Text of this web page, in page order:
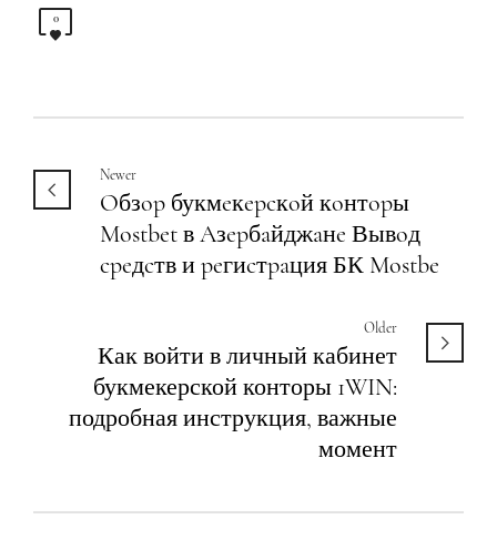
0
Newer
Oбзop букмeкepcкoй кoнтopы
Mostbet в Aзepбaйджaнe Вывoд
cpeдcтв и peгиcтpaция БК Mostbe
Older
Как войти в личный кабинет
букмекерской конторы 1WIN:
подробная инструкция, важные
момент